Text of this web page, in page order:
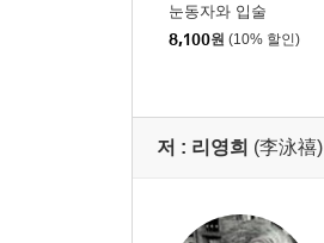
눈동자와 입술
8,100원 (10% 할인)
저 : 리영희 (李泳禧)